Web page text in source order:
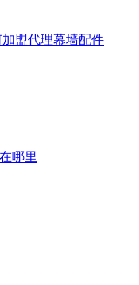
加盟代理幕墙配件
哪里